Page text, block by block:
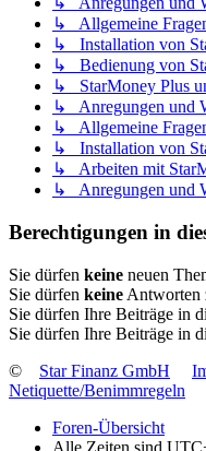
↳ Allgemeine
↳ Installation von
↳ Bedienung von
↳ StarMoney Plus
↳ Anregungen und
↳ Allgemeine
↳ Installation von
↳ Arbeiten mit
↳ Anregungen und
Berechtigungen in
Sie dürfen keine neuen
Sie dürfen keine Antworten
Sie dürfen Ihre Beiträge in
Sie dürfen Ihre Beiträge in
©
Star Finanz GmbH
Netiquette/Benimmregeln
Foren-Übersicht
Alle Zeiten sind